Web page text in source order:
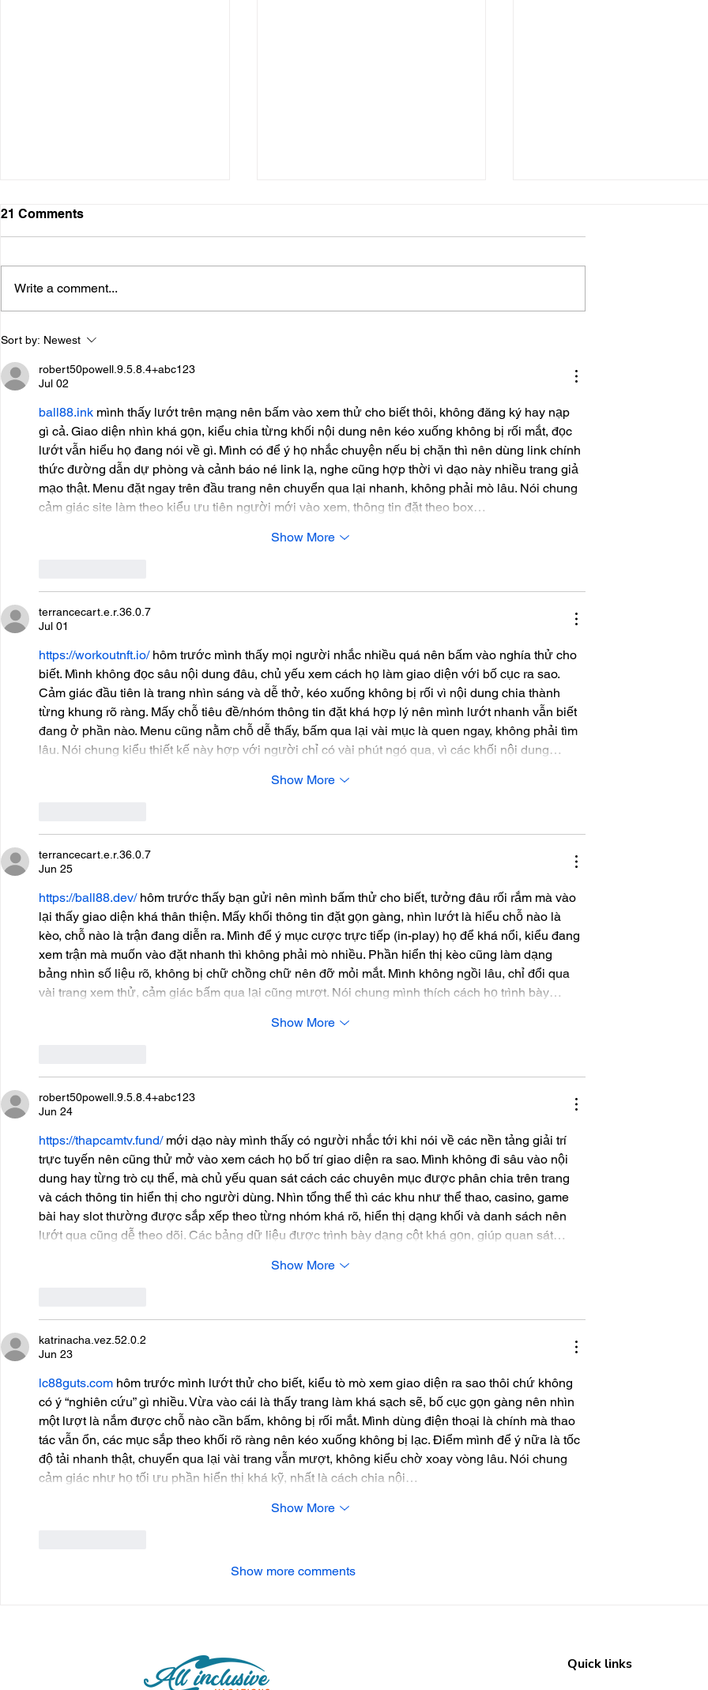
7 Things to Look for in All
Inclusive Resorts When
Planning a Family Vacation
21 Comments
Write a comment...
Sort by: Newest
robert50powell.9.5.8.4+abc123
Jul 02
ball88.ink mình thấy lướt trên mạng nên bấm vào xem thử cho biết thôi, không đăng ký hay nạp
gì cả. Giao diện nhìn khá gọn, kiểu chia từng khối nội dung nên kéo xuống không bị rối mắt, đọc
lướt vẫn hiểu họ đang nói về gì. Mình có để ý họ nhắc chuyện nếu bị chặn thì nên dùng link chính
thức đường dẫn dự phòng và cảnh báo né link lạ, nghe cũng hợp thời vì dạo này nhiều trang giả
mạo thật. Menu đặt ngay trên đầu trang nên chuyển qua lại nhanh, không phải mò lâu. Nói chung
cảm giác site làm theo kiểu ưu tiên người mới vào xem, thông tin đặt theo box…
Show More
terrancecart.e.r.36.0.7
Jul 01
https://workoutnft.io/ hôm trước mình thấy mọi người nhắc nhiều quá nên bấm vào nghía thử cho
biết. Mình không đọc sâu nội dung đâu, chủ yếu xem cách họ làm giao diện với bố cục ra sao.
Cảm giác đầu tiên là trang nhìn sáng và dễ thở, kéo xuống không bị rối vì nội dung chia thành
từng khung rõ ràng. Mấy chỗ tiêu đề/nhóm thông tin đặt khá hợp lý nên mình lướt nhanh vẫn biết
đang ở phần nào. Menu cũng nằm chỗ dễ thấy, bấm qua lại vài mục là quen ngay, không phải tìm
lâu. Nói chung kiểu thiết kế này hợp với người chỉ có vài phút ngó qua, vì các khối nội dung…
Show More
terrancecart.e.r.36.0.7
Jun 25
https://ball88.dev/ hôm trước thấy bạn gửi nên mình bấm thử cho biết, tưởng đâu rối rắm mà vào
lại thấy giao diện khá thân thiện. Mấy khối thông tin đặt gọn gàng, nhìn lướt là hiểu chỗ nào là
kèo, chỗ nào là trận đang diễn ra. Mình để ý mục cược trực tiếp (in-play) họ để khá nổi, kiểu đang
xem trận mà muốn vào đặt nhanh thì không phải mò nhiều. Phần hiển thị kèo cũng làm dạng
bảng nhìn số liệu rõ, không bị chữ chồng chữ nên đỡ mỏi mắt. Mình không ngồi lâu, chỉ đổi qua
vài trang xem thử, cảm giác bấm qua lại cũng mượt. Nói chung mình thích cách họ trình bày…
Show More
robert50powell.9.5.8.4+abc123
Jun 24
https://thapcamtv.fund/ mới dạo này mình thấy có người nhắc tới khi nói về các nền tảng giải trí
trực tuyến nên cũng thử mở vào xem cách họ bố trí giao diện ra sao. Mình không đi sâu vào nội
dung hay từng trò cụ thể, mà chủ yếu quan sát cách các chuyên mục được phân chia trên trang
và cách thông tin hiển thị cho người dùng. Nhìn tổng thể thì các khu như thể thao, casino, game
bài hay slot thường được sắp xếp theo từng nhóm khá rõ, hiển thị dạng khối và danh sách nên
lướt qua cũng dễ theo dõi. Các bảng dữ liệu được trình bày dạng cột khá gọn, giúp quan sát…
Show More
katrinacha.vez.52.0.2
Jun 23
lc88guts.com hôm trước mình lướt thử cho biết, kiểu tò mò xem giao diện ra sao thôi chứ không
có ý “nghiên cứu” gì nhiều. Vừa vào cái là thấy trang làm khá sạch sẽ, bố cục gọn gàng nên nhìn
một lượt là nắm được chỗ nào cần bấm, không bị rối mắt. Mình dùng điện thoại là chính mà thao
tác vẫn ổn, các mục sắp theo khối rõ ràng nên kéo xuống không bị lạc. Điểm mình để ý nữa là tốc
độ tải nhanh thật, chuyển qua lại vài trang vẫn mượt, không kiểu chờ xoay vòng lâu. Nói chung
cảm giác như họ tối ưu phần hiển thị khá kỹ, nhất là cách chia nội…
Show More
Show more comments
Quick links